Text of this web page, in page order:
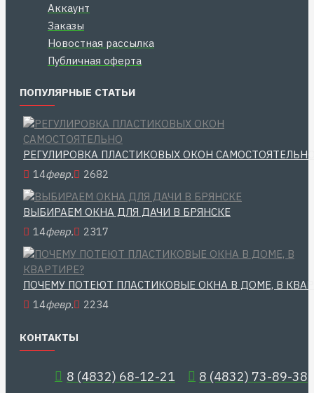
Аккаунт
Заказы
Новостная рассылка
Публичная оферта
ПОПУЛЯРНЫЕ СТАТЬИ
РЕГУЛИРОВКА ПЛАСТИКОВЫХ ОКОН
14февр. 2682
ВЫБИРАЕМ ОКНА ДЛЯ ДАЧИ В БРЯНСКЕ
14февр. 2317
ПОЧЕМУ ПОТЕЮТ ПЛАСТИКОВЫЕ ОКНА В ДОМЕ, В
14февр. 2234
КОНТАКТЫ
8 (4832) 68-12-21 8 (4832) 73-89-38